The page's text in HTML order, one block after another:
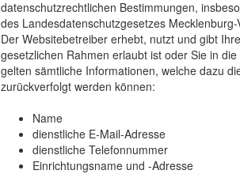
datenschutzrechtlichen Bestimmungen,
des Landesdatenschutzgesetzes
Der Websitebetreiber erhebt, nutzt und gibt
gesetzlichen Rahmen erlaubt ist oder Sie in
gelten sämtliche Informationen, welche dazu
zurückverfolgt werden können:
Name
dienstliche E-Mail-Adresse
dienstliche Telefonnummer
Einrichtungsname und -Adresse